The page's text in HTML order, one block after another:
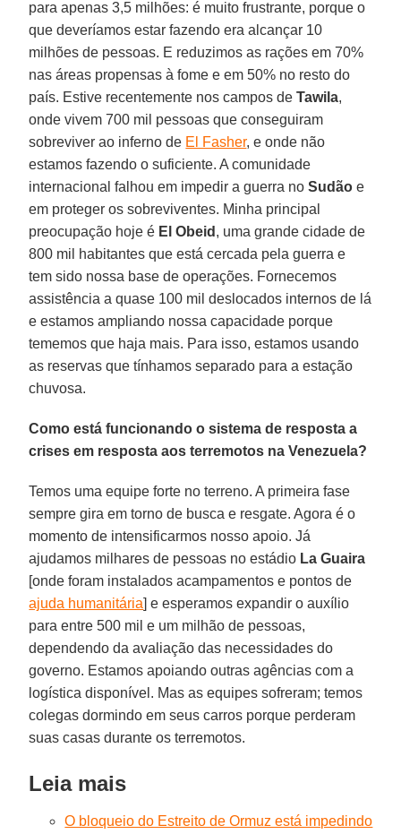
para apenas 3,5 milhões: é muito frustrante, porque o
que deveríamos estar fazendo era alcançar 10
milhões de pessoas. E reduzimos as rações em 70%
nas áreas propensas à fome e em 50% no resto do
país. Estive recentemente nos campos deTawila,
onde vivem 700 mil pessoas que conseguiram
sobreviver ao inferno de El Fasher, e onde não
estamos fazendo o suficiente. A comunidade
internacional falhou em impedir a guerra noSudão e
em proteger os sobreviventes. Minha principal
preocupação hoje é El Obeid , uma grande cidade de
800 mil habitantes que está cercada pela guerra e
tem sido nossa base de operações. Fornecemos
assistência a quase 100 mil deslocados internos de lá
e estamos ampliando nossa capacidade porque
tememos que haja mais. Para isso, estamos usando
as reservas que tínhamos separado para a estação
chuvosa.
Como está funcionando o sistema de resposta a
crises em resposta aos terremotos na Venezuela?
Temos uma equipe forte no terreno. A primeira fase
sempre gira em torno de busca e resgate. Agora é o
momento de intensificarmos nosso apoio. Já
ajudamos milhares de pessoas no estádio La Guaira
[onde foram instalados acampamentos e pontos de
ajuda humanitária] e esperamos expandir o auxílio
para entre 500 mil e um milhão de pessoas,
dependendo da avaliação das necessidades do
governo. Estamos apoiando outras agências com a
logística disponível. Mas as equipes sofreram; temos
colegas dormindo em seus carros porque perderam
suas casas durante os terremotos.
Leia mais
O bloqueio do Estreito de Ormuz está impedindo